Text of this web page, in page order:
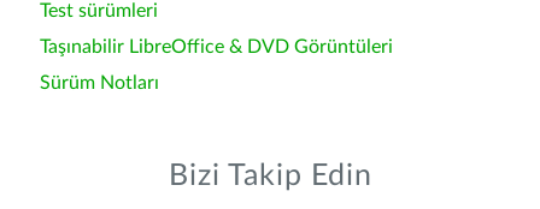
Test sürümleri
Taşınabilir LibreOffice & DVD Görüntüleri
Sürüm Notları
Bizi Takip Edin